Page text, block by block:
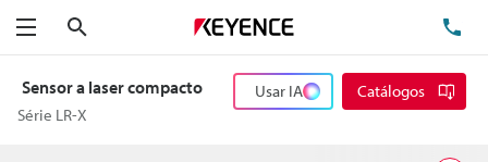
Menu
Sensor a laser compacto
Série LR-X
Usar IA Catálogos